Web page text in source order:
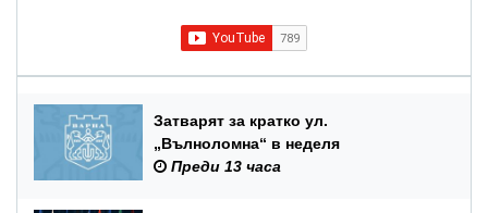
Затварят за кратко ул.
„Вълноломна“ в неделя
Преди 13 часа